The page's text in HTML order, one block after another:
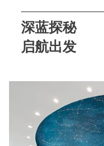
深蓝探秘
启航出发